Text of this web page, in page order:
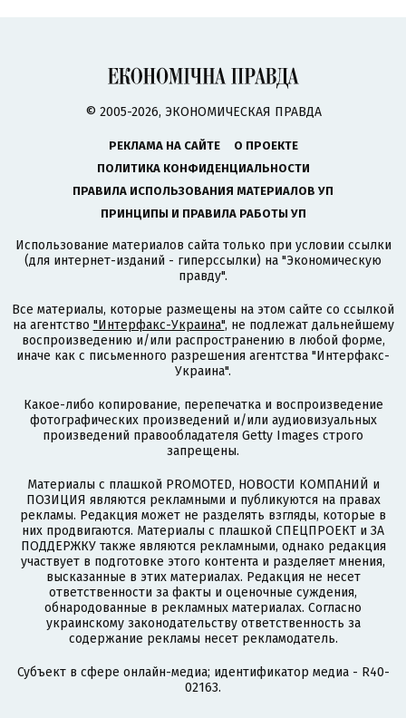
© 2005-2026, ЭКОНОМИЧЕСКАЯ ПРАВДА
РЕКЛАМА НА САЙТЕ
О ПРОЕКТЕ
ПОЛИТИКА КОНФИДЕНЦИАЛЬНОСТИ
ПРАВИЛА ИСПОЛЬЗОВАНИЯ МАТЕРИАЛОВ УП
ПРИНЦИПЫ И ПРАВИЛА РАБОТЫ УП
Использование материалов сайта только при условии ссылки
(для интернет-изданий - гиперссылки) на "Экономическую
правду".
Все материалы, которые размещены на этом сайте со ссылкой
на агентство "Интерфакс-Украина", не подлежат дальнейшему
воспроизведению и/или распространению в любой форме,
иначе как с письменного разрешения агентства "Интерфакс-
Украина".
Какое-либо копирование, перепечатка и воспроизведение
фотографических произведений и/или аудиовизуальных
произведений правообладателя Getty Images строго
запрещены.
Материалы с плашкой PROMOTED, НОВОСТИ КОМПАНИЙ и
ПОЗИЦИЯ являются рекламными и публикуются на правах
рекламы. Редакция может не разделять взгляды, которые в
них продвигаются. Материалы с плашкой СПЕЦПРОЕКТ и ЗА
ПОДДЕРЖКУ также являются рекламными, однако редакция
участвует в подготовке этого контента и разделяет мнения,
высказанные в этих материалах. Редакция не несет
ответственности за факты и оценочные суждения,
обнародованные в рекламных материалах. Согласно
украинскому законодательству ответственность за
содержание рекламы несет рекламодатель.
Субъект в сфере онлайн-медиа; идентификатор медиа - R40-
02163.